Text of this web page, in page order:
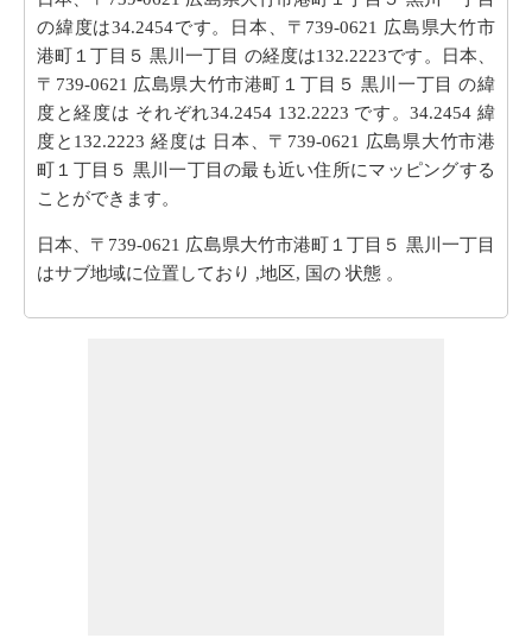
の緯度は34.2454です。日本、〒739-0621 広島県大竹市
港町１丁目５ 黒川一丁目 の経度は132.2223です。日本、
〒739-0621 広島県大竹市港町１丁目５ 黒川一丁目 の緯
度と経度は それぞれ34.2454 132.2223 です。34.2454 緯
度と132.2223 経度は 日本、〒739-0621 広島県大竹市港
町１丁目５ 黒川一丁目の最も近い住所にマッピングする
ことができます。
日本、〒739-0621 広島県大竹市港町１丁目５ 黒川一丁目
はサブ地域に位置しており ,地区, 国の 状態 。